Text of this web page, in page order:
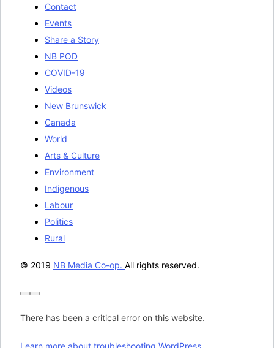
Contact
Events
Share a Story
NB POD
COVID-19
Videos
New Brunswick
Canada
World
Arts & Culture
Environment
Indigenous
Labour
Politics
Rural
© 2019 NB Media Co-op. All rights reserved.
There has been a critical error on this website.